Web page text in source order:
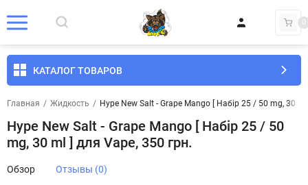
0
КАТАЛОГ ТОВАРОВ
Главная / Жидкость / Hype New Salt - Grape Mango [ Набір 25 / 50 mg, 30
Hype New Salt - Grape Mango [ Набір 25 / 50
mg, 30 ml ] для Vape, 350 грн.
Обзор Отзывы (0)